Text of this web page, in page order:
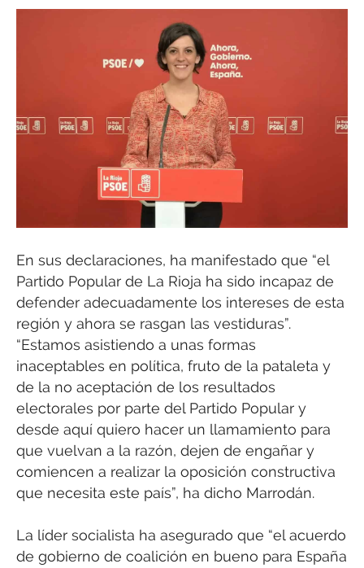
En sus declaraciones, ha manifestado que “el
Partido Popular de La Rioja ha sido incapaz de
defender adecuadamente los intereses de esta
región y ahora se rasgan las vestiduras”.
“Estamos asistiendo a unas formas
inaceptables en política, fruto de la pataleta y
de la no aceptación de los resultados
electorales por parte del Partido Popular y
desde aquí quiero hacer un llamamiento para
que vuelvan a la razón, dejen de engañar y
comiencen a realizar la oposición constructiva
que necesita este país”, ha dicho Marrodán.
La líder socialista ha asegurado que “el acuerdo
de gobierno de coalición en bueno para España